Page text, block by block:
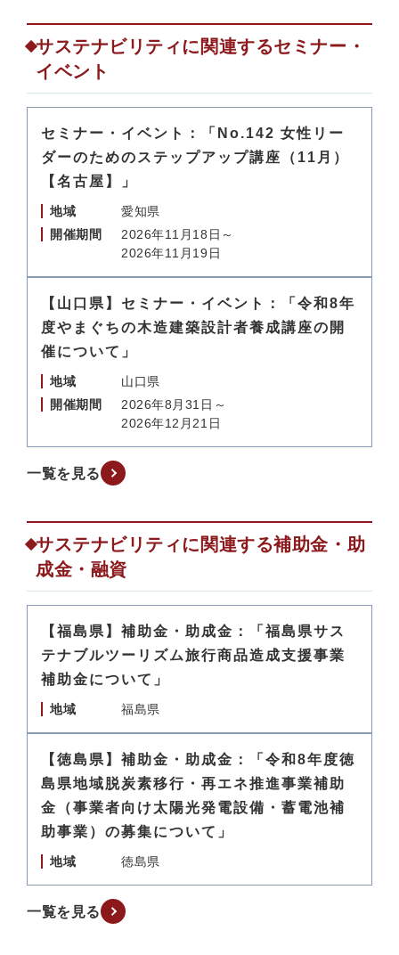
サステナビリティに関連するセミナー・
イベント
セミナー・イベント：「No.142 女性リー
ダーのためのステップアップ講座（11月）
【名古屋】」
地域
愛知県
開催期間
2026年11月18日～
2026年11月19日
【山口県】セミナー・イベント：「令和8年
度やまぐちの木造建築設計者養成講座の開
催について」
地域
山口県
開催期間
2026年8月31日～
2026年12月21日
一覧を見る
サステナビリティに関連する補助金・助
成金・融資
【福島県】補助金・助成金：「福島県サス
テナブルツーリズム旅行商品造成支援事業
補助金について」
地域 福島県
【徳島県】補助金・助成金：「令和8年度徳
島県地域脱炭素移行・再エネ推進事業補助
金（事業者向け太陽光発電設備・蓄電池補
助事業）の募集について」
地域 徳島県
一覧を見る